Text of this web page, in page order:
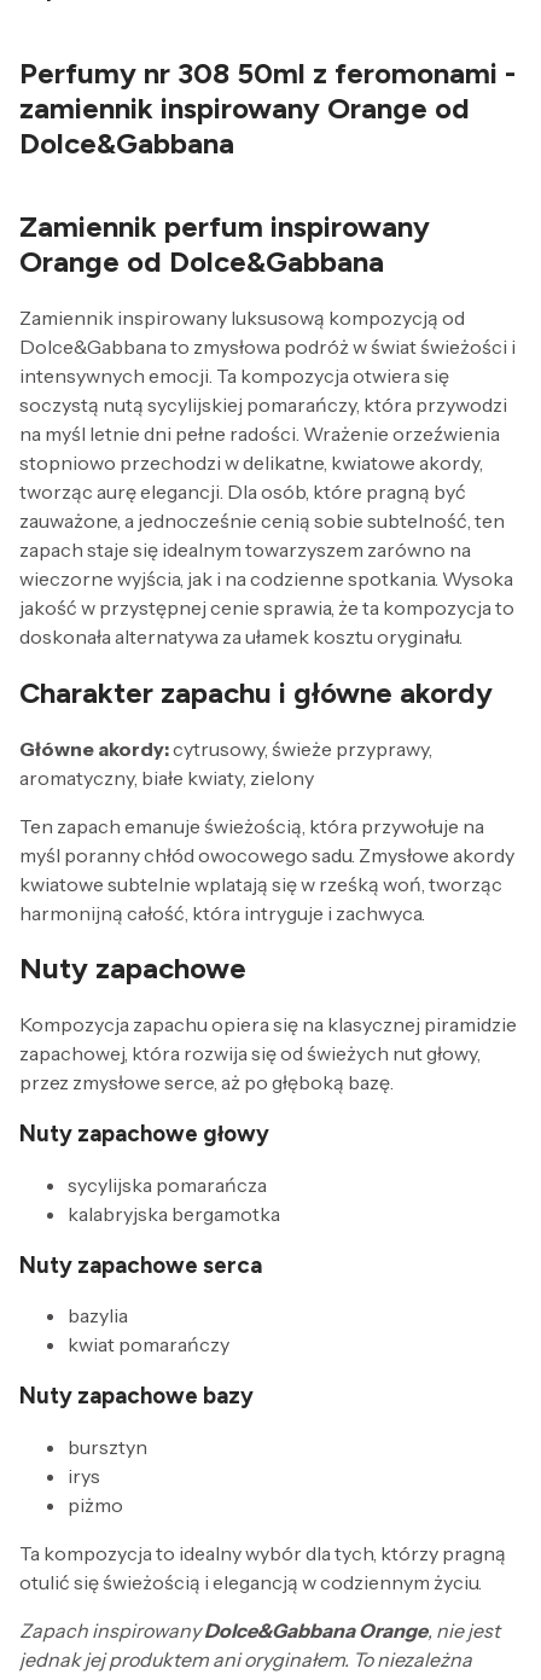
Perfumy nr 308 50ml z feromonami -
zamiennik inspirowany Orange od
Dolce&Gabbana
Zamiennik perfum inspirowany
Orange od Dolce&Gabbana
Zamiennik inspirowany luksusową kompozycją od
Dolce&Gabbana to zmysłowa podróż w świat świeżości i
intensywnych emocji. Ta kompozycja otwiera się
soczystą nutą sycylijskiej pomarańczy, która przywodzi
na myśl letnie dni pełne radości. Wrażenie orzeźwienia
stopniowo przechodzi w delikatne, kwiatowe akordy,
tworząc aurę elegancji. Dla osób, które pragną być
zauważone, a jednocześnie cenią sobie subtelność, ten
zapach staje się idealnym towarzyszem zarówno na
wieczorne wyjścia, jak i na codzienne spotkania. Wysoka
jakość w przystępnej cenie sprawia, że ta kompozycja to
doskonała alternatywa za ułamek kosztu oryginału.
Charakter zapachu i główne akordy
Główne akordy:cytrusowy, świeże przyprawy,
aromatyczny, białe kwiaty, zielony
Ten zapach emanuje świeżością, która przywołuje na
myśl poranny chłód owocowego sadu. Zmysłowe akordy
kwiatowe subtelnie wplatają się w rześką woń, tworząc
harmonijną całość, która intryguje i zachwyca.
Nuty zapachowe
Kompozycja zapachu opiera się na klasycznej piramidzie
zapachowej, która rozwija się od świeżych nut głowy,
przez zmysłowe serce, aż po głęboką bazę.
Nuty zapachowe głowy
sycylijska pomarańcza
kalabryjska bergamotka
Nuty zapachowe serca
bazylia
kwiat pomarańczy
Nuty zapachowe bazy
bursztyn
irys
piżmo
Ta kompozycja to idealny wybór dla tych, którzy pragną
otulić się świeżością i elegancją w codziennym życiu.
Zapach inspirowanyDolce&Gabbana Orange, nie jest
jednak jej produktem ani oryginałem. To niezależna